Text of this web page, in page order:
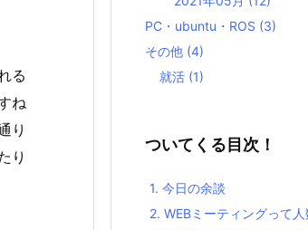
る
ね
り
り
PC・ubuntu・ROS (3)
その他 (4)
就活 (1)
ついてくる目次！
1. 今日の余談
2. WEBミーティングって